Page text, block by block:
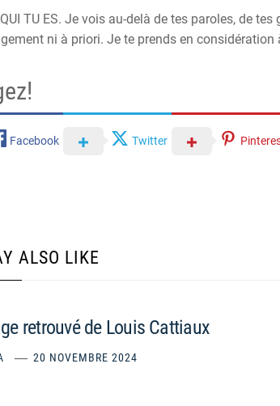
TU ES. Je vois au-delà de tes paroles, de
ni à priori. Je te prends en
Facebook Twitter
ALSO LIKE
retrouvé de Louis Cattiaux
20 NOVEMBRE 2024